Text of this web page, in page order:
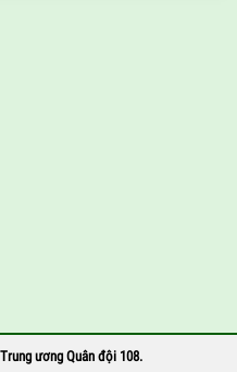
ương Quân đội 108.